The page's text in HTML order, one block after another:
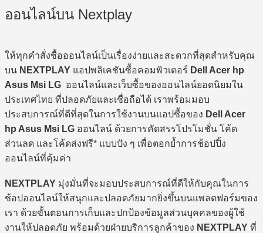
ออนไลน์บน Nextplay
ให้ทุกคำสั่งซื้อออนไลน์เป็นเรื่องง่ายและสะดวกที่สุดสำหรับคุณ
บน NEXTPLAY แอปพลิเคชันซื้อคอมพิวเตอร์ Dell Acer hp
Asus Msi LG ออนไลน์และเว็บซื้อของออนไลน์ยอดนิยมใน
ประเทศไทย ที่ปลอดภัยและเชื่อถือได้ เราพร้อมมอบ
ประสบการณ์ที่ดีที่สุดในการใช้งานบนแอปซื้อของ Dell Acer
hp Asus Msi LG ออนไลน์ ด้วยการคัดสรรโปรโมชั่น โค้ด
ส่วนลด และโค้ดส่งฟรี* แบบปัง ๆ เพื่อตอกย้ำการช้อปปิ้ง
ออนไลน์ที่คุ้มค่า
NEXTPLAY มุ่งมั่นที่จะมอบประสบการณ์ที่ดีให้กับคุณในการ
ช้อปออนไลน์ให้สนุกและปลอดภัยมากยิ่งขึ้นบนแพลตฟอร์มของ
เรา ด้วยขั้นตอนการเก็บและปกป้องข้อมูลส่วนบุคคลของผู้ใช้
งานให้ปลอดภัย พร้อมด้วยฝ่ายบริการลูกค้าของ NEXTPLAY ที่